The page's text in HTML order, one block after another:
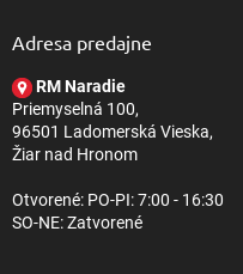
Adresa predajne
RM Naradie
Priemyselná 100,
96501 Ladomerská Vieska,
Žiar nad Hronom
Otvorené: PO-PI: 7:00 - 16:30
SO-NE: Zatvorené